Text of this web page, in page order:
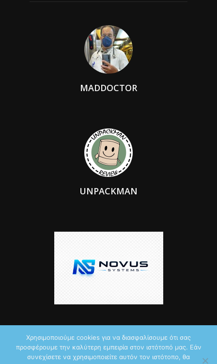
MADDOCTOR
UNPACKMAN
© 2026 by iTechNews.gr
Χρησιμοποιούμε cookies για να διασφαλίσουμε ότι σας
προσφέρουμε την καλύτερη εμπειρία στον ιστότοπό μας. Εάν
συνεχίσετε να χρησιμοποιείτε αυτόν τον ιστότοπο, θα